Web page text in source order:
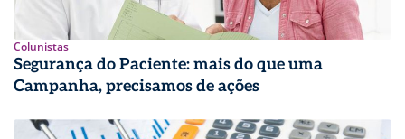
Colunistas
Segurança do Paciente: mais do que uma
Campanha, precisamos de ações